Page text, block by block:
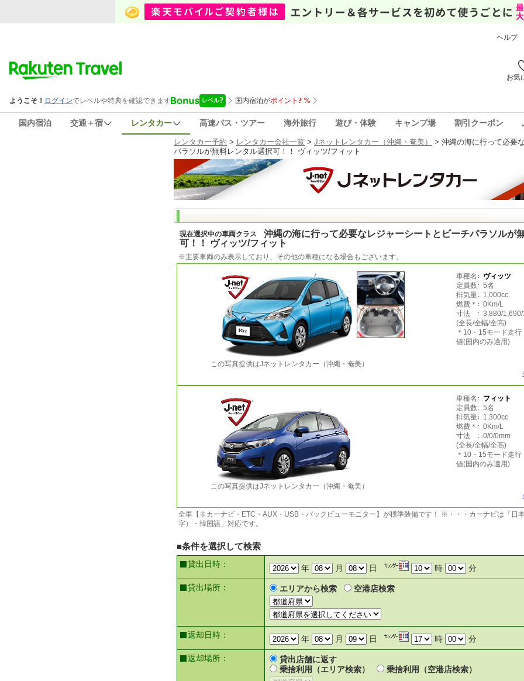
ヘルプ
お気
国内宿泊 交通＋宿 レンタカー 高速バス・ツアー 海外旅行 遊び・体験 キャンプ場 割引クーポン
レンタカー予約 > レンタカー会社一覧 > Jネットレンタカー（沖縄・奄美） > 沖縄の海に行って必要
パラソルが無料レンタル選択可！！ ヴィッツ/フィット
現在選択中の車両クラス
沖縄の海に行って必要なレジャーシートとビーチパラソルが
可！！ ヴィッツ/フィット
※主要車両のみ表示しており、その他の車種になる場合もございます。
車種名
ヴィッツ
定員数
5名
排気量
1,000cc
燃費＊
0Km/L
寸法
3,880/
(全長/全幅/全高)
＊10・15モード走
値(国内のみ適用)
この写真提供はJネットレンタカー（沖縄・奄美）
車種名
フィット
定員数
5名
排気量
1,300cc
燃費＊
0Km/L
寸法
0/0/0mm
(全長/全幅/全高)
＊10・15モード走
値(国内のみ適用)
この写真提供はJネットレンタカー（沖縄・奄美）
全車【※カーナビ・ETC・AUX・USB・バックビューモニター】が標準装備です！ ※・・・カーナビは「日
字）・韓国語」対応です。
■条件を選択して検索
貸出日時： 年 月 日 時 分
貸出場所： エリアから検索 空港店検索
返却日時： 年 月 日 時 分
返却場所：
貸出店舗に返す
乗捨利用（エリア検索）
乗捨利用（空港店検索）